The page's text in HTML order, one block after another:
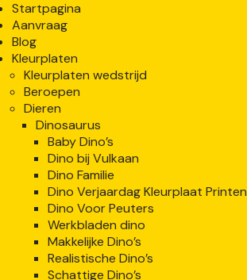
Startpagina
Aanvraag
Blog
Kleurplaten
Kleurplaten wedstrijd
Beroepen
Dieren
Dinosaurus
Baby Dino’s
Dino bij Vulkaan
Dino Familie
Dino Verjaardag Kleurplaat Printen
Dino Voor Peuters
Werkbladen dino
Makkelijke Dino’s
Realistische Dino’s
Schattige Dino’s